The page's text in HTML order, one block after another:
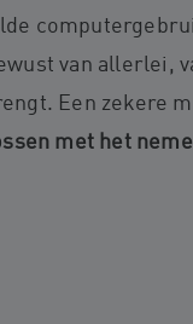
van allerlei,
Een zekere
met het